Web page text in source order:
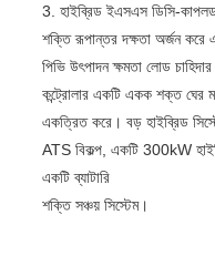
3. হাইব্রিড ইএসএস ডিসি-
শক্তি রূপান্তর দক্ষতা অর্জন করে
পিভি উৎপাদন ক্ষমতা লোড
কন্ট্রোলার একটি একক শক্ত ঘের
একত্রিত করে। বড় হাইব্রিড
ATS বিকল্প, একটি 300kW
একটি ব্যাটারি
শক্তি সঞ্চয় সিস্টেম।